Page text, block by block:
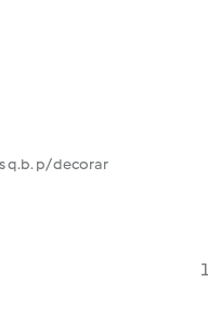
q.b. p/ decorar